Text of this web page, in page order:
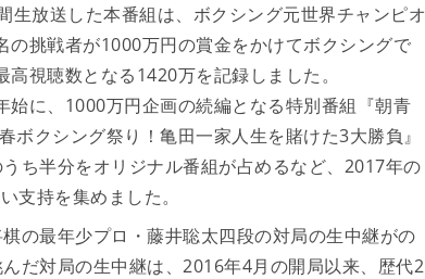
放送した本番組は、ボクシング元世界チャンピオ
挑戦者が1000万円の賞金をかけてボクシングで
視聴数となる1420万を記録しました。
始に、1000万円企画の続編となる特別番組『朝青
クシング祭り！亀田一家人生を賭けた3大勝負』
ち半分をオリジナル番組が占めるなど、2017年の
支持を集めました。
の最年少プロ・藤井聡太四段の対局の生中継がの
だ対局の生中継は、2016年4月の開局以来、歴代2